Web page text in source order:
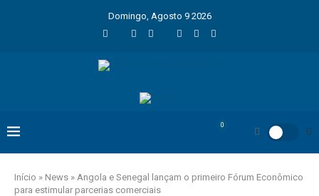
Domingo, Agosto 9 2026
0
Início » News » Angola e Senegal lançam o primeiro Fórum Econômico
para estimular parcerias comerciais